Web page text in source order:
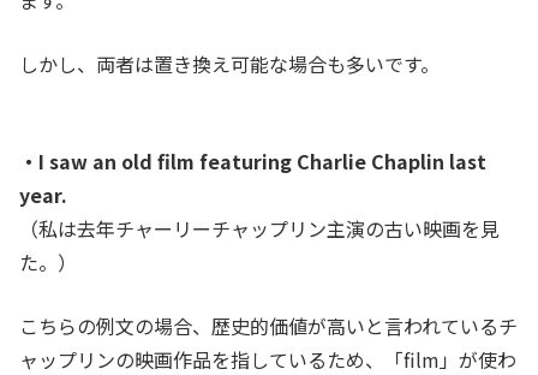
しかし、両者は置き換え可能な場合も多いです。
・I saw an old film featuring Charlie Chaplin last
year.
（私は去年チャーリーチャップリン主演の古い映画を見
た。）
こちらの例文の場合、歴史的価値が高いと言われているチ
ャップリンの映画作品を指しているため、「film」が使わ